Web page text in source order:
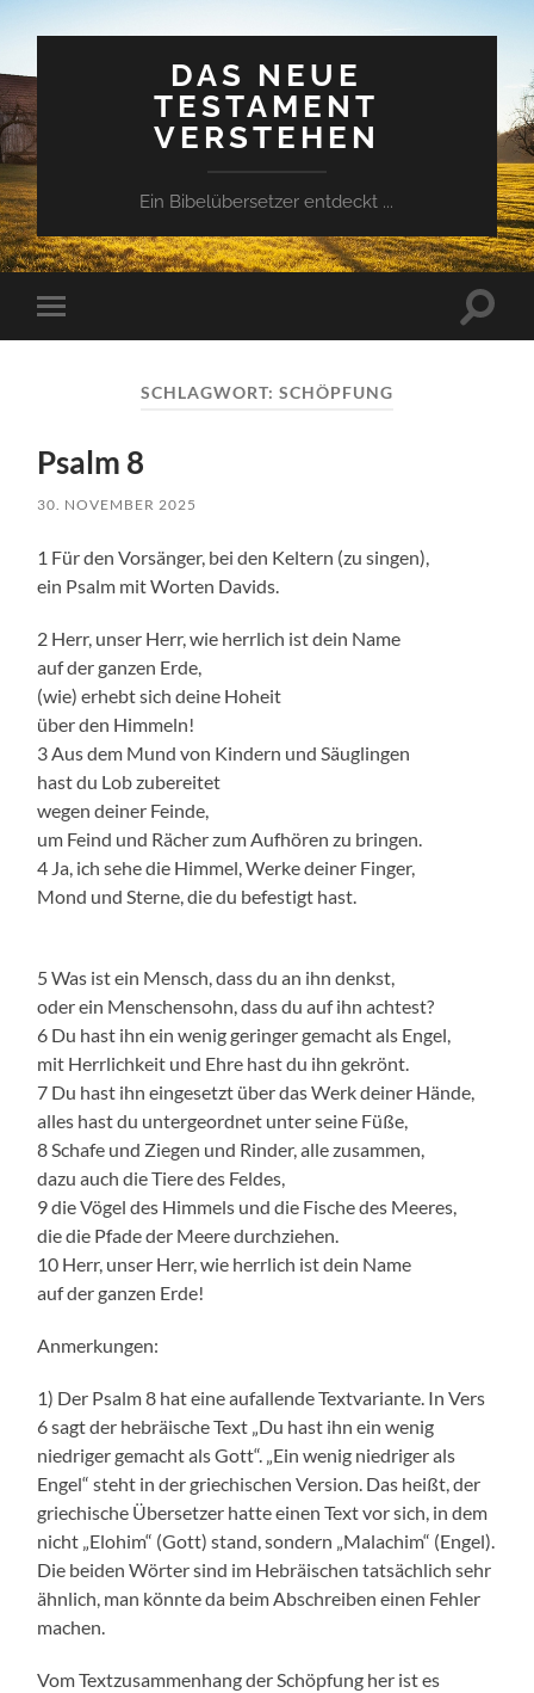
DAS NEUE
TESTAMENT
VERSTEHEN
Ein Bibelübersetzer entdeckt ...
Mobile-
Menü
SCHLAGWORT: SCHÖPFUNG
Psalm 8
30. NOVEMBER 2025
1 Für den Vorsänger, bei den Keltern (zu singen),
ein Psalm mit Worten Davids.
2 Herr, unser Herr, wie herrlich ist dein Name
auf der ganzen Erde,
(wie) erhebt sich deine Hoheit
über den Himmeln!
3 Aus dem Mund von Kindern und Säuglingen
hast du Lob zubereitet
wegen deiner Feinde,
um Feind und Rächer zum Aufhören zu bringen.
4 Ja, ich sehe die Himmel, Werke deiner Finger,
Mond und Sterne, die du befestigt hast.
5 Was ist ein Mensch, dass du an ihn denkst,
oder ein Menschensohn, dass du auf ihn achtest?
6 Du hast ihn ein wenig geringer gemacht als Engel,
mit Herrlichkeit und Ehre hast du ihn gekrönt.
7 Du hast ihn eingesetzt über das Werk deiner Hände,
alles hast du untergeordnet unter seine Füße,
8 Schafe und Ziegen und Rinder, alle zusammen,
dazu auch die Tiere des Feldes,
9 die Vögel des Himmels und die Fische des Meeres,
die die Pfade der Meere durchziehen.
10 Herr, unser Herr, wie herrlich ist dein Name
auf der ganzen Erde!
Anmerkungen:
1) Der Psalm 8 hat eine aufallende Textvariante. In Vers
6 sagt der hebräische Text „Du hast ihn ein wenig
niedriger gemacht als Gott“. „Ein wenig niedriger als
Engel“ steht in der griechischen Version. Das heißt, der
griechische Übersetzer hatte einen Text vor sich, in dem
nicht „Elohim“ (Gott) stand, sondern „Malachim“ (Engel).
Die beiden Wörter sind im Hebräischen tatsächlich sehr
ähnlich, man könnte da beim Abschreiben einen Fehler
machen.
Vom Textzusammenhang der Schöpfung her ist es